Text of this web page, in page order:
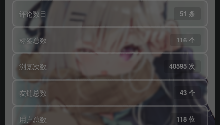
评论数目 51 条
标签总数 116 个
浏览次数 40595 次
友链总数 43 个
用户总数 118 位